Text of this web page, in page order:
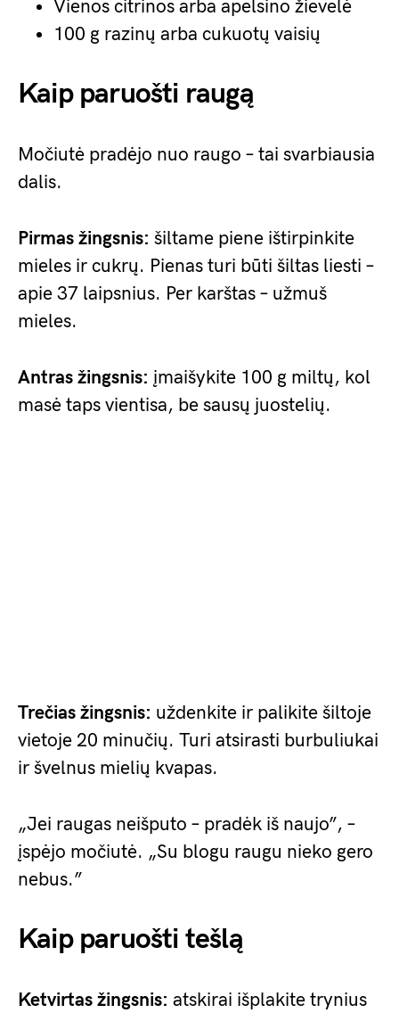
Vienos citrinos arba apelsino žievelė
100 g razinų arba cukuotų vaisių
Kaip paruošti raugą
Močiutė pradėjo nuo raugo – tai svarbiausia
dalis.
Pirmas žingsnis: šiltame piene ištirpinkite
mieles ir cukrų. Pienas turi būti šiltas liesti –
apie 37 laipsnius. Per karštas – užmuš
mieles.
Antras žingsnis: įmaišykite 100 g miltų, kol
masė taps vientisa, be sausų juostelių.
Trečias žingsnis: uždenkite ir palikite šiltoje
vietoje 20 minučių. Turi atsirasti burbuliukai
ir švelnus mielių kvapas.
„Jei raugas neišputo – pradėk iš naujo”, –
įspėjo močiutė. „Su blogu raugu nieko gero
nebus.”
Kaip paruošti tešlą
Ketvirtas žingsnis: atskirai išplakite trynius